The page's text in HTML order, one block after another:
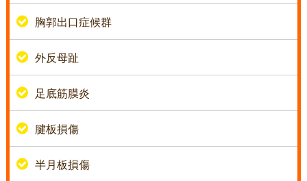
胸郭出口症候群
外反母趾
足底筋膜炎
腱板損傷
半月板損傷